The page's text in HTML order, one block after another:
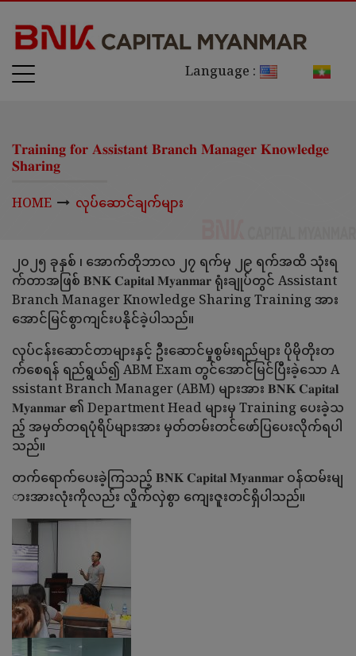
Language :
𝐓𝐫𝐚𝐢𝐧𝐢𝐧𝐠 𝐟𝐨𝐫 𝐀𝐬𝐬𝐢𝐬𝐭𝐚𝐧𝐭 𝐁𝐫𝐚𝐧𝐜𝐡 𝐌𝐚𝐧𝐚𝐠𝐞𝐫 𝐊𝐧𝐨𝐰𝐥𝐞𝐝𝐠𝐞
𝐒𝐡𝐚𝐫𝐢𝐧𝐠
HOME လုပ်ဆောင်ချက်များ
၂၀၂၅ ခုနှစ် ၊ အောက်တိုဘာလ ၂၇ ရက်မှ ၂၉ ရက်အထိ သုံးရ
က်တာအဖြစ် 𝐁𝐍𝐊 𝐂𝐚𝐩𝐢𝐭𝐚𝐥 𝐌𝐲𝐚𝐧𝐦𝐚𝐫 ရုံးချုပ်တွင် Assistant
Branch Manager Knowledge Sharing Training အား
အောင်မြင်စွာကျင်းပနိုင်ခဲ့ပါသည်။
လုပ်ငန်းဆောင်တာများနှင့် ဦးဆောင်မှုစွမ်းရည်များ ပိုမိုတိုးတ
က်စေရန် ရည်ရွယ်၍ ABM Exam တွင်အောင်မြင်ပြီးခဲ့သော A
ssistant Branch Manager (ABM) များအား 𝐁𝐍𝐊 𝐂𝐚𝐩𝐢𝐭𝐚𝐥
𝐌𝐲𝐚𝐧𝐦𝐚𝐫 ၏ Department Head များမှ Training ပေးခဲ့သ
ည့် အမှတ်တရပုံရိပ်များအား မှတ်တမ်းတင်ဖော်ပြပေးလိုက်ရပါ
သည်။
တက်ရောက်ပေးခဲ့ကြသည့် 𝐁𝐍𝐊 𝐂𝐚𝐩𝐢𝐭𝐚𝐥 𝐌𝐲𝐚𝐧𝐦𝐚𝐫 ဝန်ထမ်းမျ
ားအားလုံးကိုလည်း လှိုက်လှဲစွာ ကျေးဇူးတင်ရှိပါသည်။